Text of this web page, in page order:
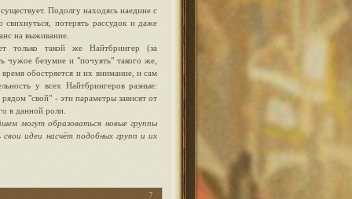
Подолгу находясь наедине с
потерять рассудок и даже
на выживание.
только такой же Найтбрингер (за
безумие и "почуять" такого же,
обостряется и их внимание, и сам
у всех Найтбрингеров разные:
"свой" - эти параметры зависят от
в данной роли.
могут образоваться новые группы
идеи насчёт подобных групп и их
2